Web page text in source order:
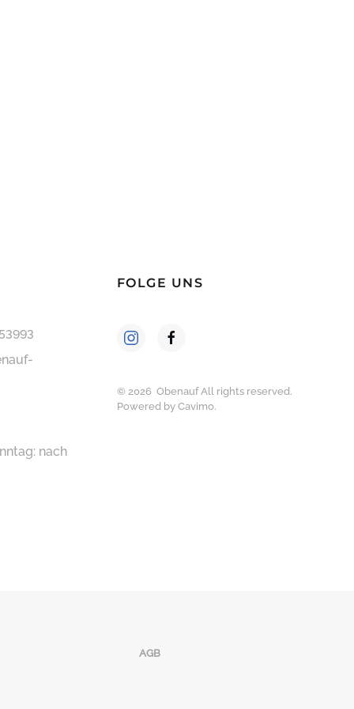
nach
FOLGE UNS
© 2026 Obenauf All rights reserved.
Powered by Cavimo.
AGB